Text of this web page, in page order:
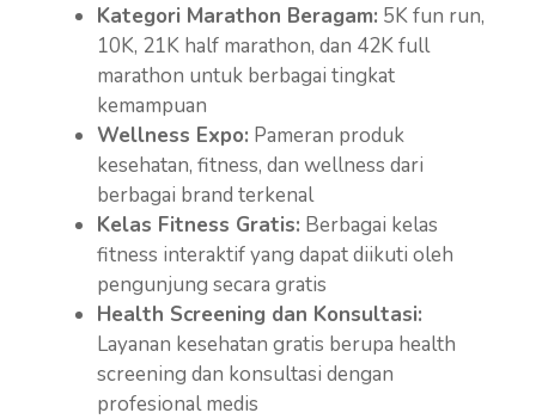
Kategori Marathon Beragam: 5K fun run,
10K, 21K half marathon, dan 42K full
marathon untuk berbagai tingkat
kemampuan
Wellness Expo: Pameran produk
kesehatan, fitness, dan wellness dari
berbagai brand terkenal
Kelas Fitness Gratis: Berbagai kelas
fitness interaktif yang dapat diikuti oleh
pengunjung secara gratis
Health Screening dan Konsultasi:
Layanan kesehatan gratis berupa health
screening dan konsultasi dengan
profesional medis